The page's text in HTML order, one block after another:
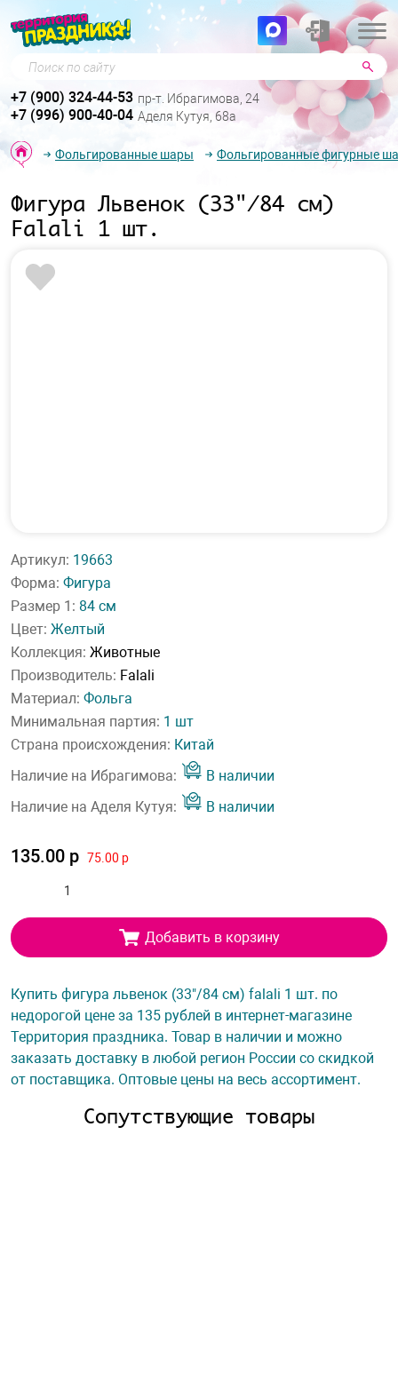
Поиск по сайту
+7 (900) 324-44-53 пр-т. Ибрагимова, 24
+7 (996) 900-40-04 Аделя Кутуя, 68а
Фольгированные шары Фольгированные фигурные
Фигура Львенок (33"/84 см)
Falali 1 шт.
Артикул: 19663
Форма: Фигура
Размер 1: 84 см
Цвет: Желтый
Коллекция: Животные
Производитель: Falali
Материал: Фольга
Минимальная партия: 1 шт
Страна происхождения: Китай
Наличие на Ибрагимова:
В наличии
Наличие на Аделя Кутуя:
В наличии
135.00 р 75.00 р
Добавить в корзину
Купить фигура львенок (33"/84 см) falali 1 шт. по
недорогой цене за 135 рублей в интернет-магазине
Территория праздника. Товар в наличии и можно
заказать доставку в любой регион России со скидкой
от поставщика. Оптовые цены на весь ассортимент.
Сопутствующие товары